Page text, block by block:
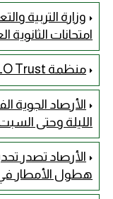
وزارة التربية
امتحانات الثانوية
منظمة HALO Trust تعلن عن وظائف شاغرة
الأرصاد
الليلة وحتى
الأرصاد تصدر
هطول الأمطار